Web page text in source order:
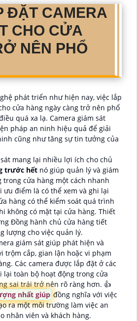
ĐẶT CAMERA
CHO CỬA
NÊN PHỔ
phát triển như hiện nay, việc lắp
cửa hàng ngày càng trở nên phổ
quá xa lạ. Camera giám sát
pháp an ninh hiệu quả để giải
cũng như tăng sự tin tưởng của
mang lại nhiều lợi ích cho chủ
trước hết nó giúp quản lý và giám
trong cửa hàng một cách nhanh
ưu điểm là có thể xem và ghi lại
hàng có thể kiểm soát quá trình
không có mặt tại cửa hàng. Thiết
Đồng hành chủ cửa hàng tiết
lượng cho việc quản lý.
giám sát giúp phát hiện và
trộm cắp, gian lận hoặc vi phạm
Các camera được lắp đặt ở các
lại toàn bộ hoạt động trong cửa
sai trái trở nên rõ ràng hơn. 👍
nhất giúp đồng nghĩa với việc
ra một môi trường làm việc an
nhân viên và khách hàng.